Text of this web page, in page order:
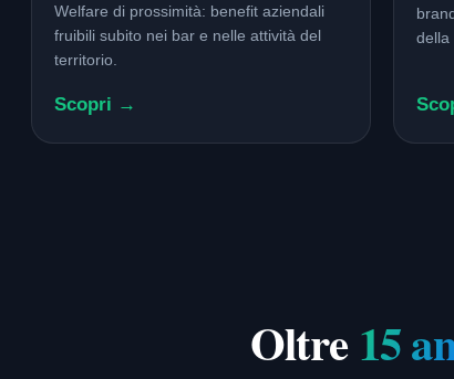
Welfare di prossimità: benefit aziendali
fruibili subito nei bar e nelle attività del
territorio.
Scopri →
della
Oltre15